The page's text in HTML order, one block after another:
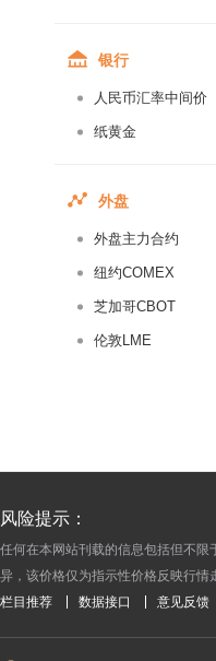
银行
人民币汇率中间价
纸黄金
外盘
外盘主力合约
纽约COMEX
芝加哥CBOT
伦敦LME
风险提示：
任何在本网站刊载的信息包括但不
异，该价格仅为指示性价格反映行
栏目推荐 数据接口 意见反馈